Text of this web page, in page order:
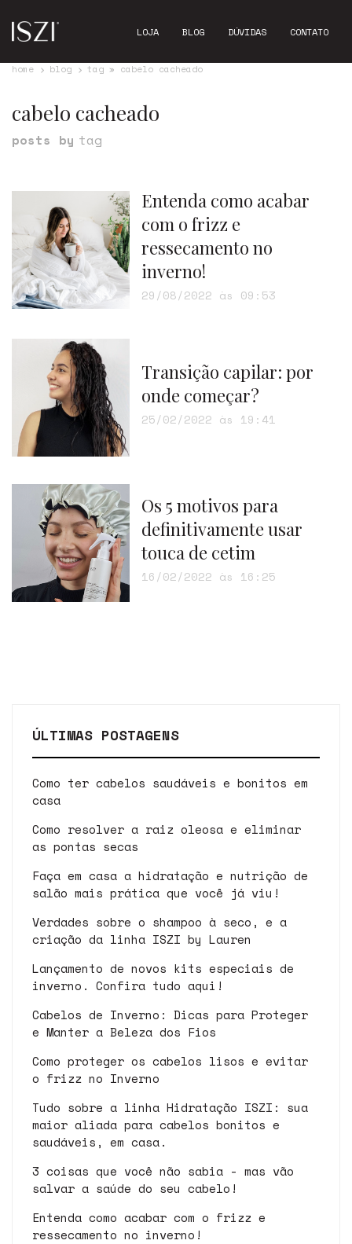
LOJA BLOG DÚVIDAS CONTATO
home blog tag » cabelo cacheado
cabelo cacheado
posts by tag
Entenda como acabar
com o frizz e
ressecamento no
inverno!
29/08/2022 às 09:53
Transição capilar: por
onde começar?
25/02/2022 às 19:41
Os 5 motivos para
definitivamente usar
touca de cetim
16/02/2022 às 16:25
ÚLTIMAS POSTAGENS
Como ter cabelos saudáveis e bonitos em
casa
Como resolver a raiz oleosa e eliminar
as pontas secas
Faça em casa a hidratação e nutrição de
salão mais prática que você já viu!
Verdades sobre o shampoo à seco, e a
criação da linha ISZI by Lauren
Lançamento de novos kits especiais de
inverno. Confira tudo aqui!
Cabelos de Inverno: Dicas para Proteger
e Manter a Beleza dos Fios
Como proteger os cabelos lisos e evitar
o frizz no Inverno
Tudo sobre a linha Hidratação ISZI: sua
maior aliada para cabelos bonitos e
saudáveis, em casa.
3 coisas que você não sabia - mas vão
salvar a saúde do seu cabelo!
Entenda como acabar com o frizz e
ressecamento no inverno!